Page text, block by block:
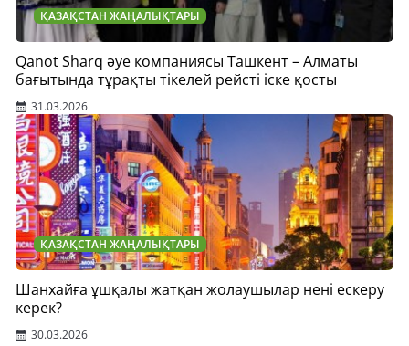
ҚАЗАҚСТАН ЖАҢАЛЫҚТАРЫ
Qanot Sharq әуе компаниясы Ташкент – Алматы
бағытында тұрақты тікелей рейсті іске қосты
31.03.2026
ҚАЗАҚСТАН ЖАҢАЛЫҚТАРЫ
Шанхайға ұшқалы жатқан жолаушылар нені ескеру
керек?
30.03.2026